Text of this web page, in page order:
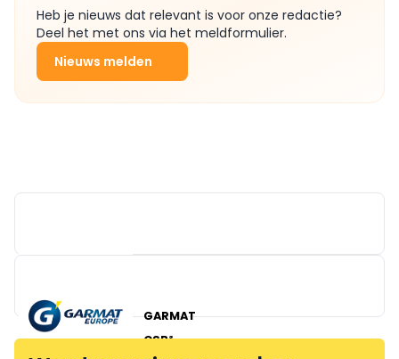
Heb je nieuws dat relevant is voor onze redactie?
Deel het met ons via het meldformulier.
Nieuws melden
CSB²
GARMAT